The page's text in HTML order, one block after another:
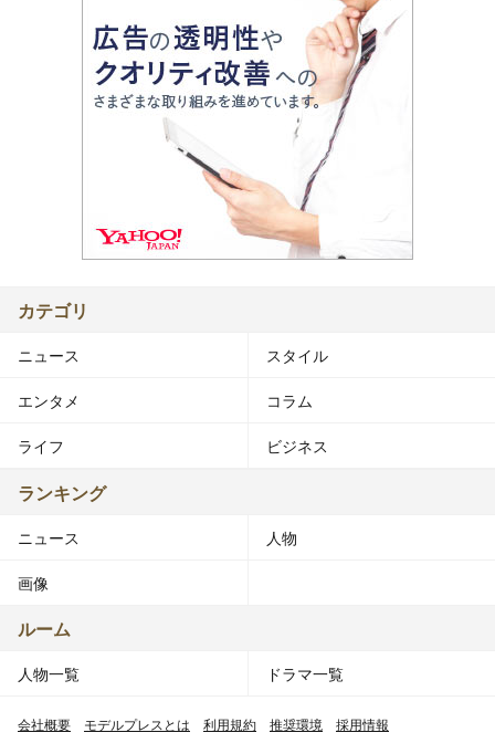
カテゴリ
ニュース スタイル
エンタメ コラム
ライフ ビジネス
ランキング
ニュース 人物
画像
ルーム
人物一覧 ドラマ一覧
会社概要 モデルプレスとは 利用規約 推奨環境 採用情報